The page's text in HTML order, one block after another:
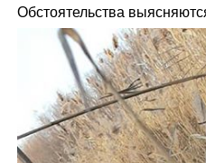
Обстоятельства